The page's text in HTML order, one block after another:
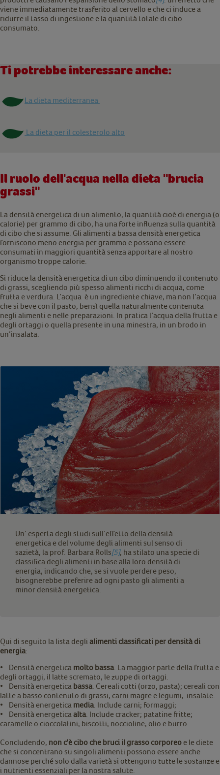
viene immediatamente trasferito al cervello e che ci induce a
ridurre il tasso di ingestione e la quantità totale di cibo
consumato.
Ti potrebbe interessare anche:
La dieta mediterranea
La dieta per il colesterolo alto
Il ruolo dell'acqua nella dieta "brucia
grassi"
La densità energetica di un alimento, la quantità cioè di energia (o
calorie) per grammo di cibo, ha una forte influenza sulla quantità
di cibo che si assume. Gli alimenti a bassa densità energetica
forniscono meno energia per grammo e possono essere
consumati in maggiori quantità senza apportare al nostro
organismo troppe calorie.
Si riduce la densità energetica di un cibo diminuendo il contenuto
di grassi, scegliendo più spesso alimenti ricchi di acqua, come
frutta e verdura. L’acqua è un ingrediente chiave, ma non l’acqua
che si beve con il pasto, bensì quella naturalmente contenuta
negli alimenti e nelle preparazioni. In pratica l’acqua della frutta e
degli ortaggi o quella presente in una minestra, in un brodo in
un’insalata.
Un’ esperta degli studi sull’effetto della densità
energetica e del volume degli alimenti sul senso di
sazietà, la prof. Barbara Rolls[5], ha stilato una specie di
classifica degli alimenti in base alla loro densità di
energia, indicando che, se si vuole perdere peso,
bisognerebbe preferire ad ogni pasto gli alimenti a
minor densità energetica.
Qui di seguito la lista degli alimenti classificati per densità di
energia:
• Densità energetica molto bassa . La maggior parte della frutta e
degli ortaggi, il latte scremato, le zuppe di ortaggi.
• Densità energetica bassa . Cereali cotti (orzo, pasta); cereali con
latte a basso contenuto di grassi; carni magre e legumi; insalate.
• Densità energetica media . Include carni; formaggi;
• Densità energetica alta . Include cracker; patatine fritte;
caramelle o cioccolatini; biscotti; noccioline; olio e burro.
Concludendo, non c'è cibo che bruci il grasso corporeo e le diete
che si concentrano su singoli alimenti possono essere anche
dannose perché solo dalla varietà si ottengono tutte le sostanze e
i nutrienti essenziali per la nostra salute.